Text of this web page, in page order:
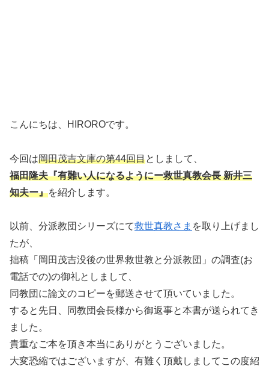
こんにちは、HIROROです。
今回は岡田茂吉文庫の第44回目としまして、
福田隆夫『有難い人になるようにー救世真教会長 新井三
知夫ー』を紹介します。
以前、分派教団シリーズにて救世真教さま を取り上げまし
たが、
拙稿「岡田茂吉没後の世界救世教と分派教団」の調査(お
電話での)の御礼としまして、
同教団に論文のコピーを郵送させて頂いていました。
すると先日、同教団会長様から御返事と本書が送られてき
ました。
貴重なご本を頂き本当にありがとうございました。
大変恐縮ではございますが、有難く頂戴しましてこの度紹